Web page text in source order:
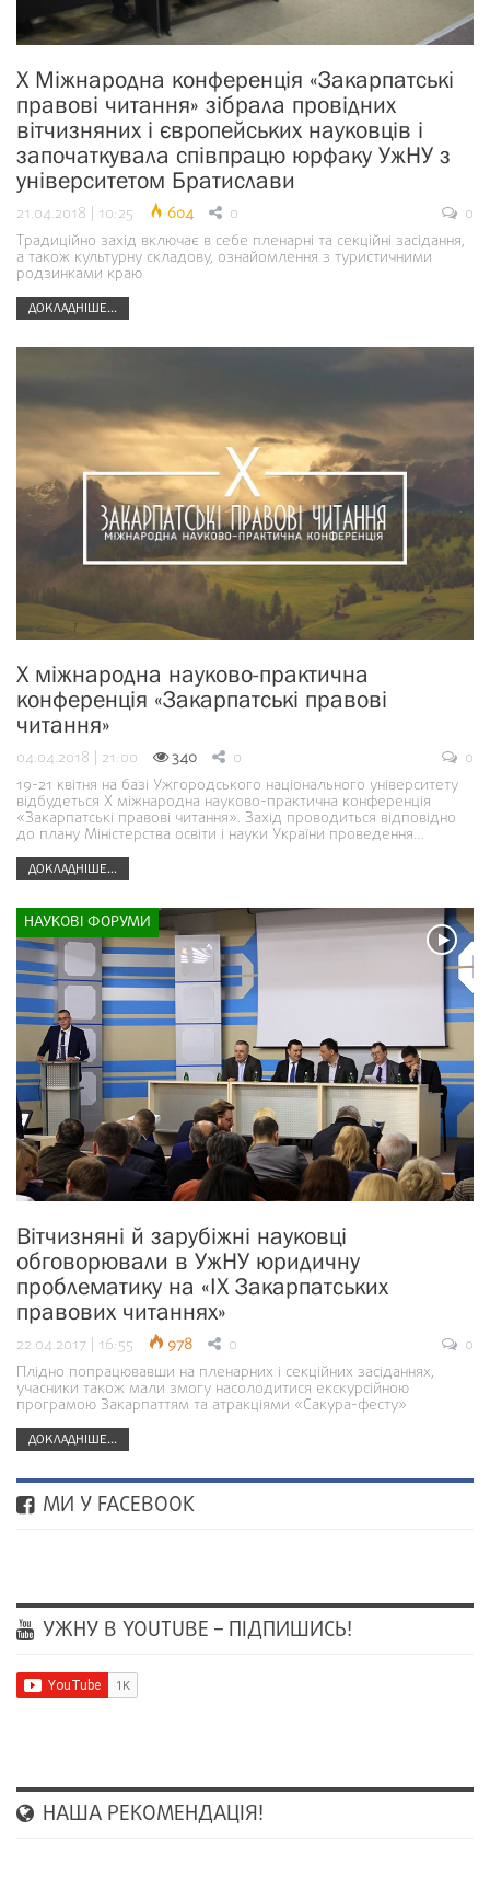
Х Міжнародна конференція «Закарпатські
правові читання» зібрала провідних
вітчизняних і європейських науковців і
започаткувала співпрацю юрфаку УжНУ з
університетом Братислави
21.04.2018 | 10:25 604 0
0
Традиційно захід включає в себе пленарні та секційні засідання,
а також культурну складову, ознайомлення з туристичними
родзинками краю
ДОКЛАДНІШЕ...
Х міжнародна науково-практична
конференція «Закарпатські правові
читання»
04.04.2018 | 21:00 340 0
0
19-21 квітня на базі Ужгородського національного університету
відбудеться Х міжнародна науково-практична конференція
«Закарпатські правові читання». Захід проводиться відповідно
до плану Міністерства освіти і науки України проведення…
ДОКЛАДНІШЕ...
НАУКОВІ ФОРУМИ
Вітчизняні й зарубіжні науковці
обговорювали в УжНУ юридичну
проблематику на «ІХ Закарпатських
правових читаннях»
22.04.2017 | 16:55 978 0
0
Плідно попрацювавши на пленарних і секційних засіданнях,
учасники також мали змогу насолодитися екскурсійною
програмою Закарпаттям та атракціями «Сакура-фесту»
ДОКЛАДНІШЕ...
МИ У FACEBOOK
УЖНУ В YOUTUBE – ПІДПИШИСЬ!
НАША РЕКОМЕНДАЦІЯ!